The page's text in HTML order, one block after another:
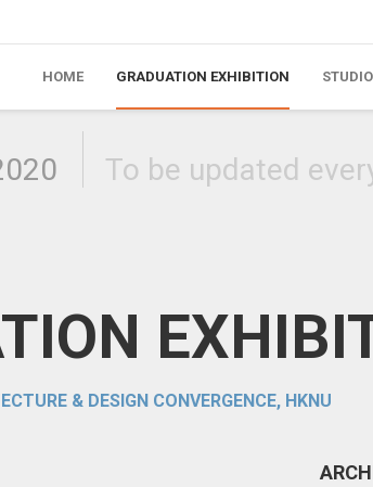
HOME GRADUATION EXHIBITION
To be updated
& DESIGN CONVERGENCE, HKNU